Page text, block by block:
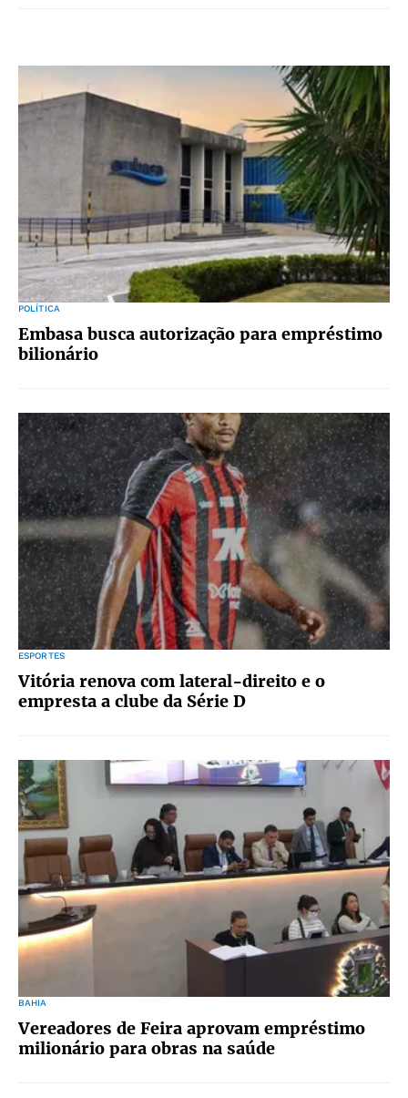
POLÍTICA
Embasa busca autorização para empréstimo
bilionário
ESPORTES
Vitória renova com lateral-direito e o
empresta a clube da Série D
BAHIA
Vereadores de Feira aprovam empréstimo
milionário para obras na saúde